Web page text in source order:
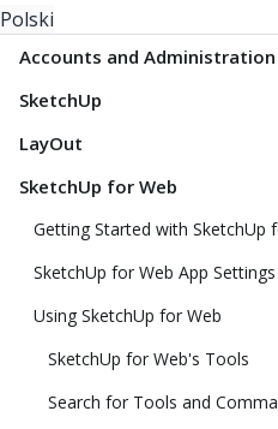
Polski
Accounts and Administration
SketchUp
LayOut
SketchUp for Web
Getting Started with SketchUp
SketchUp for Web App Settings
Using SketchUp for Web
SketchUp for Web's Tools
Search for Tools and